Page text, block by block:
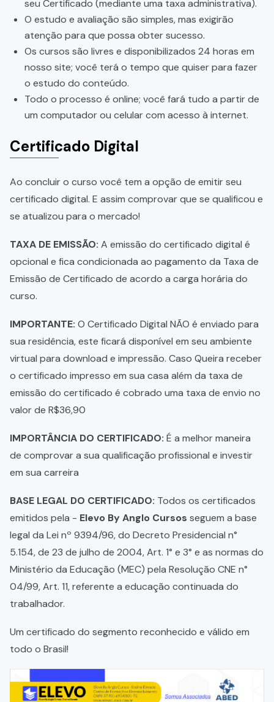
seu Certificado (mediante uma taxa administrativa).
O estudo e avaliação são simples, mas exigirão
atenção para que possa obter sucesso.
Os cursos são livres e disponibilizados 24 horas em
nosso site; você terá o tempo que quiser para fazer
o estudo do conteúdo.
Todo o processo é online; você fará tudo a partir de
um computador ou celular com acesso à internet.
Certificado Digital
Ao concluir o curso você tem a opção de emitir seu
certificado digital. E assim comprovar que se qualificou e
se atualizou para o mercado!
TAXA DE EMISSÃO: A emissão do certificado digital é
opcional e fica condicionada ao pagamento da Taxa de
Emissão de Certificado de acordo a carga horária do
curso.
IMPORTANTE: O Certificado Digital NÃO é enviado para
sua residência, este ficará disponível em seu ambiente
virtual para download e impressão. Caso Queira receber
o certificado impresso em sua casa além da taxa de
emissão do certificado é cobrado uma taxa de envio no
valor de R$36,90
IMPORTÂNCIA DO CERTIFICADO: É a melhor maneira
de comprovar a sua qualificação profissional e investir
em sua carreira
BASE LEGAL DO CERTIFICADO: Todos os certificados
emitidos pela - Elevo By Anglo Cursos seguem a base
legal da Lei nº 9394/96, do Decreto Presidencial n°
5.154, de 23 de julho de 2004, Art. 1° e 3° e as normas do
Ministério da Educação (MEC) pela Resolução CNE n°
04/99, Art. 11, referente a educação continuada do
trabalhador.
Um certificado do segmento reconhecido e válido em
todo o Brasil!